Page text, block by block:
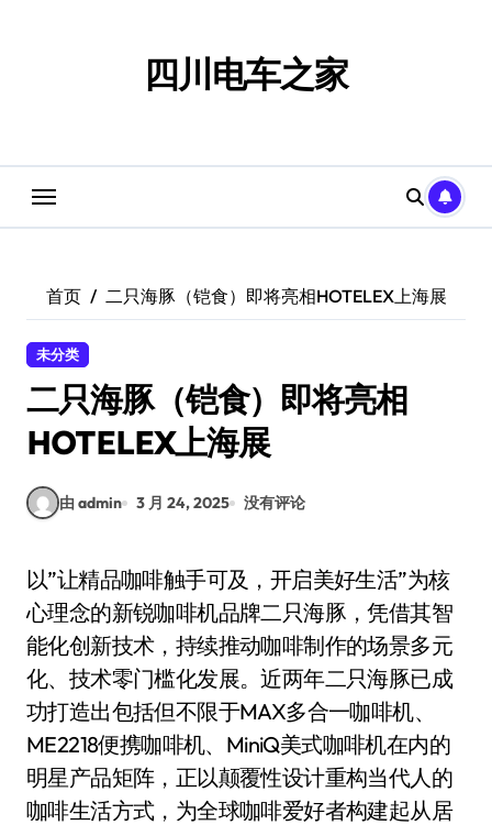
四川电车之家
首页 二只海豚（铠食）即将亮相HOTELEX上海展
未分类
二只海豚（铠食）即将亮相
HOTELEX上海展
由 admin 3 月 24, 2025 没有评论
以”让精品咖啡触手可及，开启美好生活”为核
心理念的新锐咖啡机品牌二只海豚，凭借其智
能化创新技术，持续推动咖啡制作的场景多元
化、技术零门槛化发展。近两年二只海豚已成
功打造出包括但不限于MAX多合一咖啡机、
ME2218便携咖啡机、MiniQ美式咖啡机在内的
明星产品矩阵，正以颠覆性设计重构当代人的
咖啡生活方式，为全球咖啡爱好者构建起从居